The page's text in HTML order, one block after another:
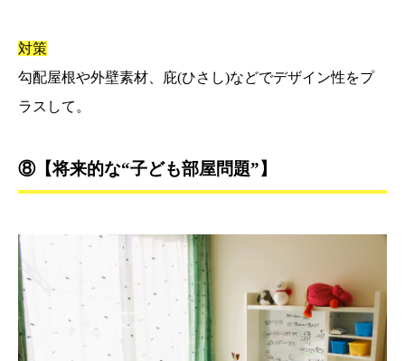
対策
勾配屋根や外壁素材、庇(ひさし)などでデザイン性をプ
ラスして。
⑧【将来的な“子ども部屋問題”】